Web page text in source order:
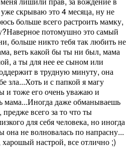
скрываю это 4 месяца, ну не
больше всего растроить мамку,
потомушно это самый
больше никто тебя так любить не
веть какой бы ты ни был, мама
а ты для нее ее сыном или
в трудную минуту, она
зла...Хоть и с папкой я магу
и тоже его очень уважаю и
мама...Иногда даже обманываешь
всего за то что ты
для себя человека, но иногда
она не волновалась по напрасну...
настрой, все отлично ;)